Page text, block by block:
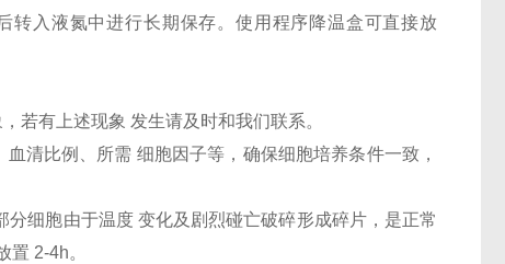
入液氮中进行长期保存。使用程序降温盒可直接放
若有上述现象 发生请及时和我们联系。
清比例、所需 细胞因子等，确保细胞培养条件一致，
细胞由于温度 变化及剧烈碰亡破碎形成碎片，是正常
置 2-4h。